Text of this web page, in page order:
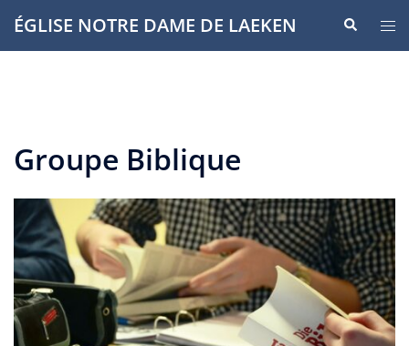
Aller
auÉGLISE NOTRE DAME DE LAEKEN
le
Groupe Biblique